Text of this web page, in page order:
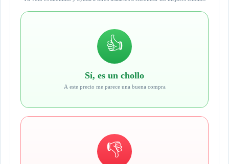
👍
Sí, es un chollo
A este precio me parece una buena compra
👎